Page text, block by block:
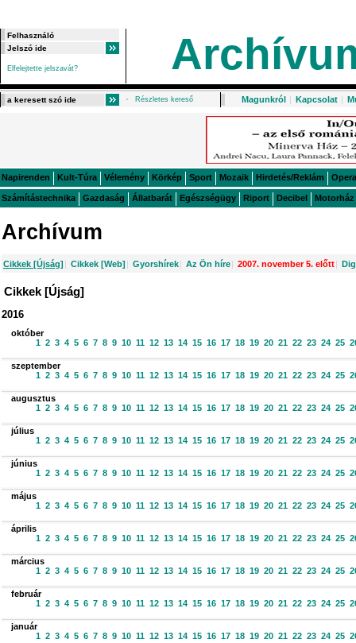
Elfelejtette jelszavát?
Részletes kereső Magunkról | Kapcsolat |
Napirenden Kult-Túra Vélemény Körkép Sport Mozaik Hirdetés/Reklám Opera
Számítástechnika Gazdaság Állatbarát Egészségügy Riport Decibel Motorház
Archívum
Cikkek [Újság] | Cikkek [Web] | Gyorshírek| Az Ön híre| 2007. november 5. előtt|
Cikkek [Újság]
2016
október
1 2 3 4 5 6 7 8 9 10 11 12 13 14 15 16 17 18 19 20 21 22 23 24 25
szeptember
1 2 3 4 5 6 7 8 9 10 11 12 13 14 15 16 17 18 19 20 21 22 23 24 25
augusztus
1 2 3 4 5 6 7 8 9 10 11 12 13 14 15 16 17 18 19 20 21 22 23 24 25
július
1 2 3 4 5 6 7 8 9 10 11 12 13 14 15 16 17 18 19 20 21 22 23 24 25
június
1 2 3 4 5 6 7 8 9 10 11 12 13 14 15 16 17 18 19 20 21 22 23 24 25
május
1 2 3 4 5 6 7 8 9 10 11 12 13 14 15 16 17 18 19 20 21 22 23 24 25
április
1 2 3 4 5 6 7 8 9 10 11 12 13 14 15 16 17 18 19 20 21 22 23 24 25
március
1 2 3 4 5 6 7 8 9 10 11 12 13 14 15 16 17 18 19 20 21 22 23 24 25
február
1 2 3 4 5 6 7 8 9 10 11 12 13 14 15 16 17 18 19 20 21 22 23 24 25
január
1 2 3 4 5 6 7 8 9 10 11 12 13 14 15 16 17 18 19 20 21 22 23 24 25